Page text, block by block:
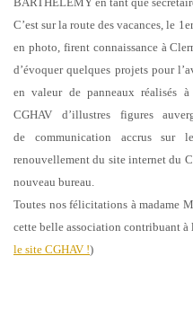
C’est sur la route des vacances, le
en photo, firent connaissance à
d’évoquer quelques projets pour
en valeur de panneaux réalisés
CGHAV d’illustres figures
de communication accrus
renouvellement du site internet du
nouveau bureau.
Toutes nos félicitations à madame
cette belleassociation contribuant à
le site CGHAV !)